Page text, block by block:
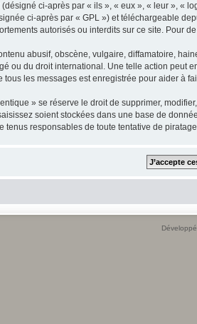
ci-après par « ils », « eux », « leur », «
ci-après par « GPL ») et téléchargeable
autorisés ou interdits sur ce site. Pour
abusif, obscène, vulgaire, diffamatoire,
ou du droit international. Une telle action peut
tous les messages est enregistrée pour aider à
» se réserve le droit de supprimer,
soient stockées dans une base de
tenus responsables de toute tentative de